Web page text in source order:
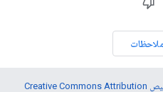
ترخيص Creative Commons Attribution